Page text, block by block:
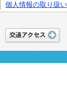
個人情報の取り扱い